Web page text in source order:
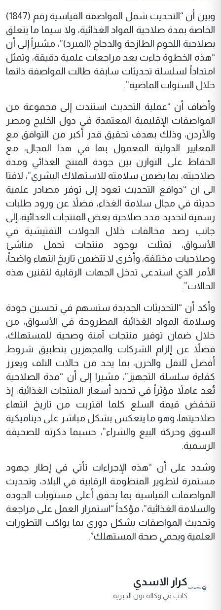
وبين أن “التحديث شمل المواصفة القياسية رقم (1847)
الخاصة بمدة صلاحية المواد الغذائية، ولا سيما ما يتعلق
بصلاحية اللحوم الطازجة والدجاج (المبرد)”، مشيراً إلى أن
“هذه الخطوة جاءت بعد مراجعات علمية دقيقة، وتمثل
امتداداً لسلسلة تحديثات سابقة طالت المواصفة ذاتها
خلال السنوات الماضية”.
وأضاف أن “عملية التحديث استندت إلى مجموعة من
المواصفات الإقليمية المعتمدة في دول الخليج ومصر
والأردن، وذلك بهدف تحقيق قدر أكبر من التوافق مع
المعايير الدولية المعمول بها في هذا المجال، مع
الحفاظ على التوازن بين جودة المنتج الغذائي ومدة
صلاحيته، بما يضمن سلامته للاستهلاك البشري”، لافتا
الى ان “دوافع التحديث تعود إلى توفر مصادر علمية
حديثة في مجال سلامة الغذاء، فضلاً عن ورود طلبات
رسمية لتحديد مدد صلاحية بعض المنتجات الغذائية، إلى
جانب رصد مخالفات خلال الجولات التفتيشية في
الأسواق، تمثلت بوجود منتجات تحمل مناشئ
وصلاحيات مختلفة، وأخرى لا تتضمن تاريخ انتهاء واضحاً،
الأمر الذي استدعى تدخل الجهات الرقابية لتقنين هذه
الحالات”.
وأكد أن “التحديثات الجديدة ستسهم في تحسين جودة
وسلامة المواد الغذائية المطروحة في الأسواق، من
خلال ضمان توفير منتجات آمنة وصحية للمستهلك،
فضلاً عن إلزام الشركات والمجهزين بتطبيق شروط
أفضل للنقل والخزن، بما يحد من حالات التلف ويعزز
كفاءة سلسلة التجهيز”، مشيرا إلى أن “مدة الصلاحية
تُعد عاملاً مؤثراً في تحديد أسعار المنتجات الغذائية، إذ
تنخفض قيمة السلع كلما اقتربت من تاريخ انتهاء
صلاحيتها، وهو ما ينعكس بشكل مباشر على ديناميكية
السوق وحركة البيع والشراء”، حسبما ذكرته للصحيفة
الرسمية.
وشدد على أن “هذه الإجراءات تأتي في إطار جهود
مستمرة لتطوير المنظومة الرقابية في البلاد، وتحديث
المواصفات القياسية بما يحقق أعلى مستويات الجودة
والسلامة الغذائية”، مؤكداً “استمرار العمل على مراجعة
وتحديث المواصفات بشكل دوري بما يواكب التطورات
العلمية ويحمي صحة المستهلك”.
كرار الاسدي
كاتب في وكالة نون الخبرية